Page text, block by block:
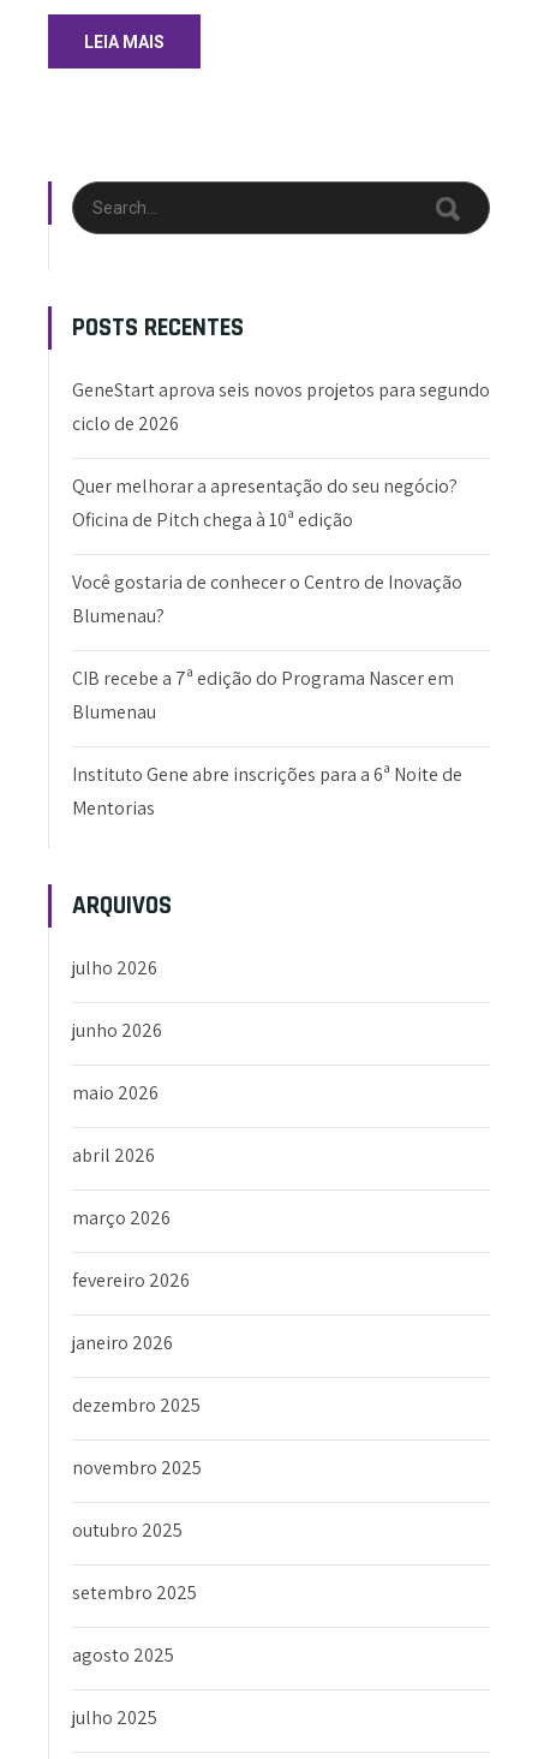
LEIA MAIS
POSTS RECENTES
GeneStart aprova seis novos projetos para segundo
ciclo de 2026
Quer melhorar a apresentação do seu negócio?
Oficina de Pitch chega à 10ª edição
Você gostaria de conhecer o Centro de Inovação
Blumenau?
CIB recebe a 7ª edição do Programa Nascer em
Blumenau
Instituto Gene abre inscrições para a 6ª Noite de
Mentorias
ARQUIVOS
julho 2026
junho 2026
maio 2026
abril 2026
março 2026
fevereiro 2026
janeiro 2026
dezembro 2025
novembro 2025
outubro 2025
setembro 2025
agosto 2025
julho 2025